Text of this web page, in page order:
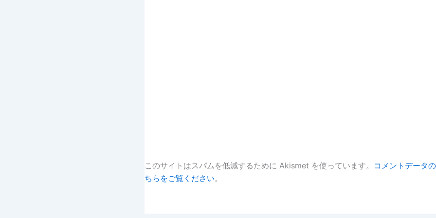
このサイトはスパムを低減するために Akismet を使っています。 コメントデータ
ちらをご覧ください。